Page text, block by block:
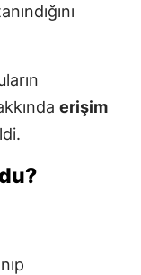
erişim